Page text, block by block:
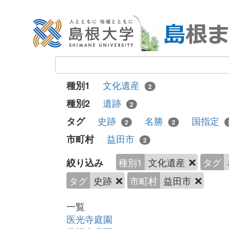
種別1 文化遺産 2
種別2 遺跡 2
タグ 史跡 2 名勝 2 国指定
市町村 益田市 2
絞り込み 種別1 文化遺産 タグ
タグ 史跡 市町村 益田市
一覧
医光寺庭園